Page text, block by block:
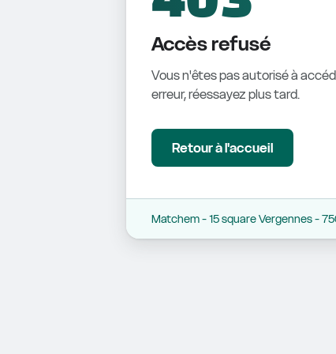
Accès refusé
Vous n'êtes pas autorisé à
erreur, réessayez plus tard.
Retour à l'accueil
Matchem - 15 square Vergennes -